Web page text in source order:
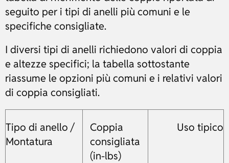
seguito per i tipi di anelli più comuni e le
specifiche consigliate.
I diversi tipi di anelli richiedono valori di coppia
e altezze specifici; la tabella sottostante
riassume le opzioni più comuni e i relativi valori
di coppia consigliati.
Tipo di anello /
Montatura
Coppia
consigliata
(in-lbs)
Uso tipico